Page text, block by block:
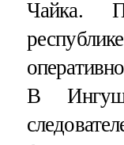
Чайка.
В